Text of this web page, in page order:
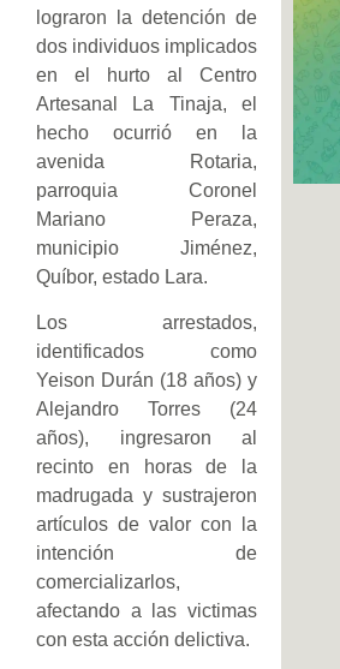
lograron la detención de
dos individuos implicados
en el hurto al Centro
Artesanal La Tinaja, el
hecho ocurrió en la
avenida Rotaria,
parroquia Coronel
Mariano Peraza,
municipio Jiménez,
Quíbor, estado Lara.
Los arrestados,
identificados como
Yeison Durán (18 años) y
Alejandro Torres (24
años), ingresaron al
recinto en horas de la
madrugada y sustrajeron
artículos de valor con la
intención de
comercializarlos,
afectando a las victimas
con esta acción delictiva.